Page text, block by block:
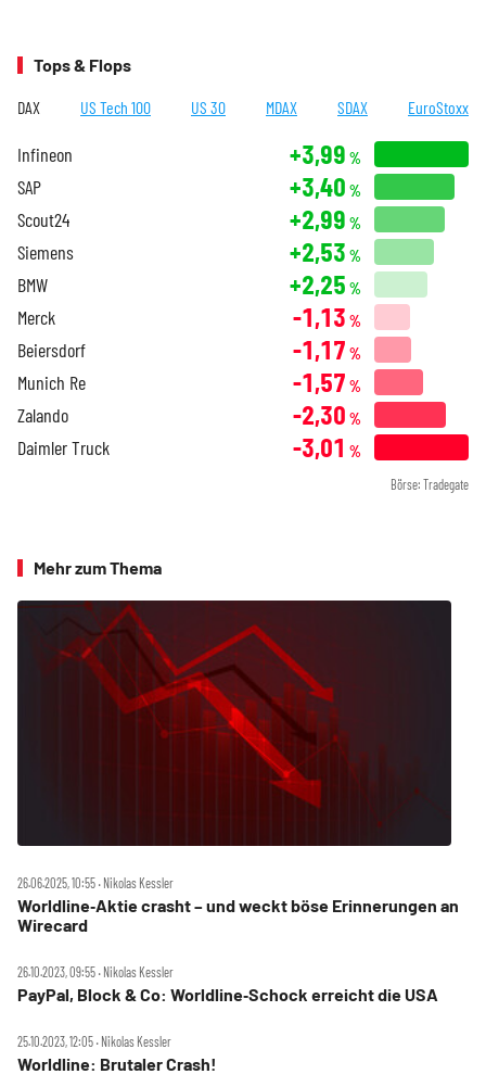
Tops & Flops
DAX US Tech 100 US 30 MDAX SDAX EuroStoxx
Infineon +3,99 %
SAP +3,40 %
Scout24 +2,99 %
Siemens +2,53 %
BMW +2,25 %
Merck -1,13 %
Beiersdorf -1,17 %
Munich Re -1,57 %
Zalando -2,30 %
Daimler Truck -3,01 %
Börse: Tradegate
Mehr zum Thema
26.06.2025, 10:55 ‧ Nikolas Kessler
Worldline‑Aktie crasht – und weckt böse Erinnerungen an
Wirecard
26.10.2023, 09:55 ‧ Nikolas Kessler
PayPal, Block & Co: Worldline‑Schock erreicht die USA
25.10.2023, 12:05 ‧ Nikolas Kessler
Worldline: Brutaler Crash!